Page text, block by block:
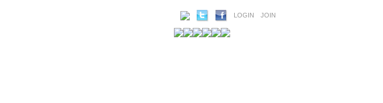
JOIN
LOGIN